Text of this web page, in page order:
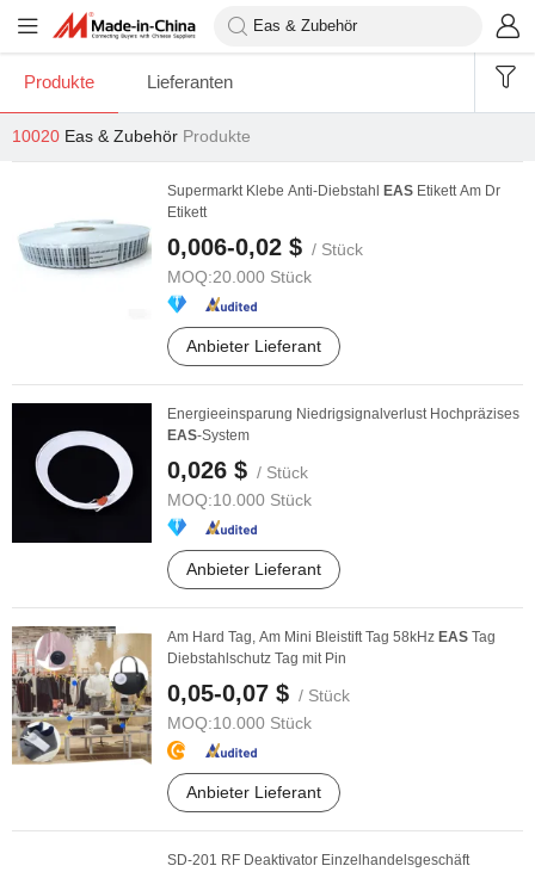
Produkte Lieferanten
10020 Eas & Zubehör Produkte
Supermarkt Klebe Anti-Diebstahl EAS Etikett Am Dr
Etikett
0,006-0,02 $ / Stück
MOQ:20.000 Stück
Anbieter Lieferant
Energieeinsparung Niedrigsignalverlust Hochpräzises
EAS-System
0,026 $ / Stück
MOQ:10.000 Stück
Anbieter Lieferant
Am Hard Tag, Am Mini Bleistift Tag 58kHz EAS Tag
Diebstahlschutz Tag mit Pin
0,05-0,07 $ / Stück
MOQ:10.000 Stück
Anbieter Lieferant
SD-201 RF Deaktivator Einzelhandelsgeschäft